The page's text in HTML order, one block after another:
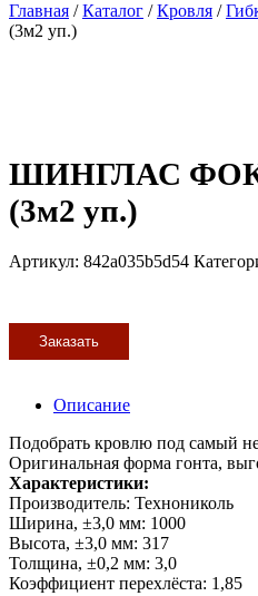
Главная /Каталог /Кровля /
(3м2 уп.)
ШИНГЛАС
(3м2 уп.)
Артикул: 842a035b5d54
Заказать
Описание
Подобрать кровлю под самый
Оригинальная форма гонта,
Характеристики:
Производитель: Технониколь
Ширина, ±3,0 мм: 1000
Высота, ±3,0 мм: 317
Толщина, ±0,2 мм: 3,0
Коэффициент перехлёста: 1,85